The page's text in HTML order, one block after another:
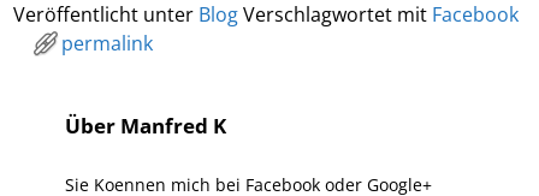
Veröffentlicht unter BlogVerschlagwortet mit Facebook
permalink
Über Manfred K
Sie Koennen mich bei Facebook oder Google+